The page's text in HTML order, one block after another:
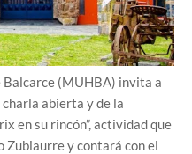
(MUHBA) invita a
abierta y de la
en su rincón”, actividad que
Zubiaurre y contará con el